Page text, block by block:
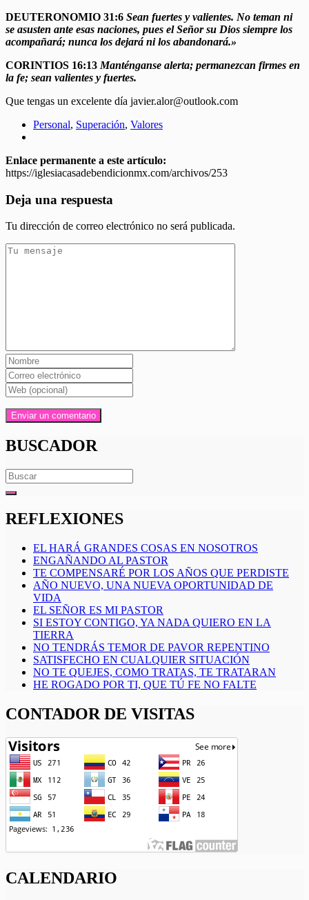
DEUTERONOMIO 31:6 Sean fuertes y valientes. No teman ni
se asusten ante esas naciones, pues el Señor su Dios siempre los
acompañará; nunca los dejará ni los abandonará.»
CORINTIOS 16:13 Manténganse alerta; permanezcan firmes en
la fe; sean valientes y fuertes.
Que tengas un excelente día javier.alor@outlook.com
Personal, Superación, Valores
Enlace permanente a este artículo:
https://iglesiacasadebendicionmx.com/archivos/253
Deja una respuesta
Tu dirección de correo electrónico no será publicada.
BUSCADOR
Search
for:
REFLEXIONES
EL HARÁ GRANDES COSAS EN NOSOTROS
ENGAÑANDO AL PASTOR
TE COMPENSARÉ POR LOS AÑOS QUE PERDISTE
AÑO NUEVO, UNA NUEVA OPORTUNIDAD DE
VIDA
EL SEÑOR ES MI PASTOR
SI ESTOY CONTIGO, YA NADA QUIERO EN LA
TIERRA
NO TENDRÁS TEMOR DE PAVOR REPENTINO
SATISFECHO EN CUALQUIER SITUACIÓN
NO TE QUEJES, COMO TRATAS, TE TRATARAN
HE ROGADO POR TI, QUE TÚ FE NO FALTE
CONTADOR DE VISITAS
CALENDARIO